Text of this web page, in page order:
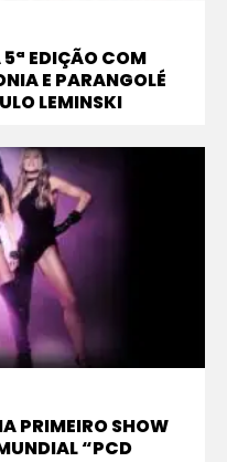
EDIÇÃO COM
E PARANGOLÉ
LEMINSKI
PRIMEIRO SHOW
“PCD